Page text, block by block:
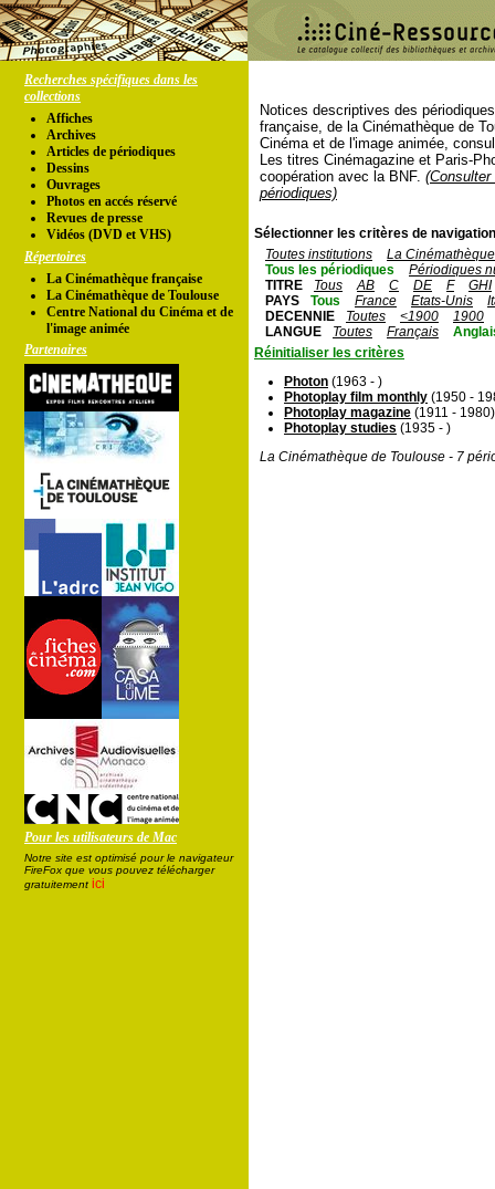
Recherches spécifiques dans les
collections
Affiches
Archives
Articles de périodiques
Dessins
Ouvrages
Photos en accés réservé
Revues de presse
Vidéos (DVD et VHS)
Répertoires
La Cinémathèque française
La Cinémathèque de Toulouse
Centre National du Cinéma et de
l'image animée
Partenaires
Pour les utilisateurs de Mac
Notre site est optimisé pour le navigateur
FireFox que vous pouvez télécharger
gratuitement ici
Notices descriptives des
française, de la Cinémathèque de
Cinéma et de l'image animée,
Les titres Cinémagazine et Paris-
coopération avec la BNF.
périodiques)
Sélectionner les critères de
Toutes institutions
La
Tous les périodiques
Périodiques
TITRE
Tous AB C DE F
GHI
PAYS
Tous France Etats-Unis
DECENNIE
Toutes <1900
1900
LANGUE
Toutes Français
Réinitialiser les critères
Photon (1963 - )
Photoplay film monthly (1950 -
Photoplay magazine (1911 - 1980)
Photoplay studies (1935 - )
La Cinémathèque de Toulouse - 7